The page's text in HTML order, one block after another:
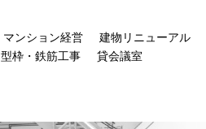
マンション経営 建物リニューアル
型枠・鉄筋工事
貸会議室